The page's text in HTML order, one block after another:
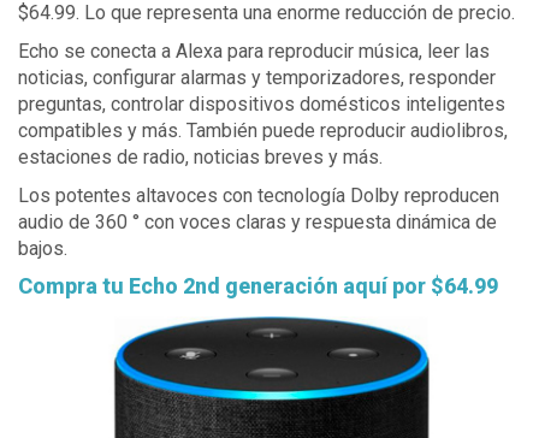
$64.99. Lo que representa una enorme reducción de precio.
Echo se conecta a Alexa para reproducir música, leer las
noticias, configurar alarmas y temporizadores, responder
preguntas, controlar dispositivos domésticos inteligentes
compatibles y más. También puede reproducir audiolibros,
estaciones de radio, noticias breves y más.
Los potentes altavoces con tecnología Dolby reproducen
audio de 360 ​​° con voces claras y respuesta dinámica de
bajos.
Compra tu Echo 2nd generación aquí por $64.99